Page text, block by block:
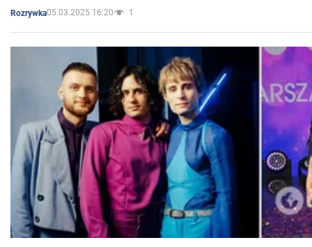
Rozrywka05.03.2025 16:20 1